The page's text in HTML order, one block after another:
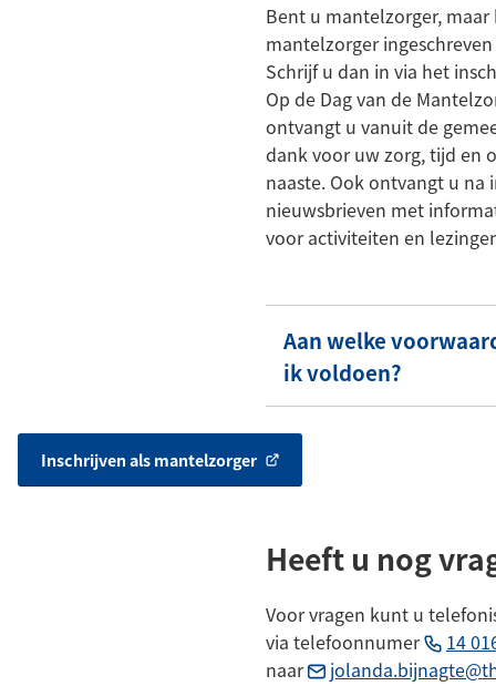
Bent u mantelzorger,
mantelzorger
Schrijf u dan in via het
Op de Dag van de
ontvangt u vanuit de
dank voor uw zorg, tijd en
naaste. Ook ontvangt u na
nieuwsbrieven met
voor activiteiten en
Aan welke
ik voldoen?
Inschrijven als mantelzorger
(Verwijst
Heeft u nog
Voor vragen kunt u
via telefoonnumer
14
naar